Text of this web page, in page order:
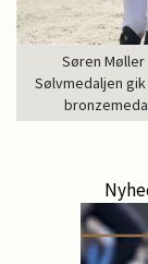
Søren
Sølvmedaljen